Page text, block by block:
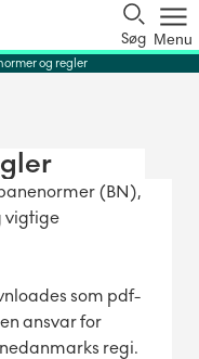
Søg Menu
og regler
(BN),
vigtige
som pdf-
ansvar for
regi.